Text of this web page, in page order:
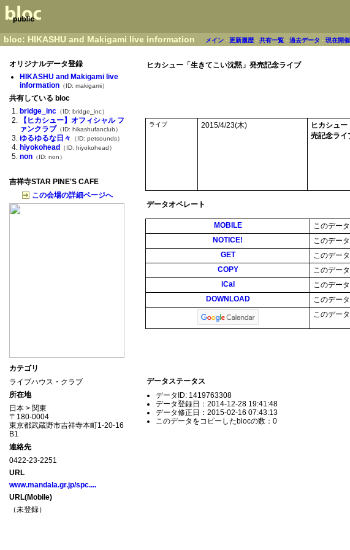
bloc: HIKASHU and Makigami live information メイン -更新履歴 -共有一覧 -過去データ -現在開
オリジナルデータ登録
HIKASHU and Makigami live
information（ID: makigami）
共有している bloc
bridge_inc（ID: bridge_inc）
【ヒカシュー】オフィシャル フ
ァンクラブ（ID: hikashufanclub）
ゆるゆるな日々 （ID: petsounds）
hiyokohead （ID: hiyokohead）
non（ID: non）
吉祥寺STAR PINE'S CAFE
この会場の詳細ページへ
カテゴリ
ライブハウス・クラブ
所在地
日本 > 関東
〒180-0004
東京都武蔵野市吉祥寺本町1-20-16
B1
連絡先
0422-23-2251
URL
www.mandala.gr.jp/spc....
URL(Mobile)
（未登録）
ヒカシュー「生きてこい沈黙」発売記念ライブ
ライブ 2015/4/23(木)
ヒカシュ
売記念ライ
データオペレート
MOBILE このデー
NOTICE!
このデー
GET
このデー
COPY
このデー
iCal
このデー
DOWNLOAD
このデー
このデー
データステータス
データID: 1419763308
データ登録日：2014-12-28 19:41:48
データ修正日：2015-02-16 07:43:13
このデータをコピーしたblocの数：0